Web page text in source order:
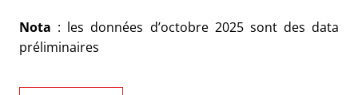
Nota : les données d’octobre 2025 sont des data
préliminaires